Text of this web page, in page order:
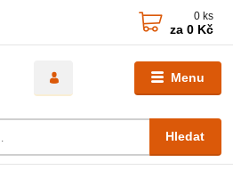
Menu
Hledat
0 ks
za 0 Kč